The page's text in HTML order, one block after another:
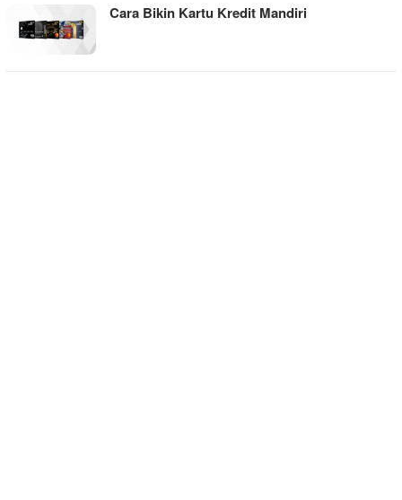
Cara Bikin Kartu Kredit Mandiri